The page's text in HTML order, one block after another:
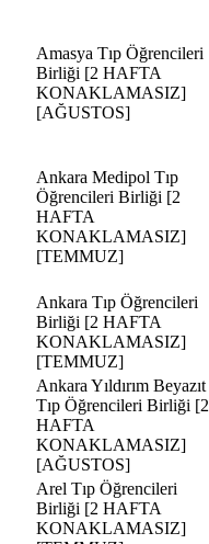
Amasya Tıp Öğrencileri
Birliği [2 HAFTA
KONAKLAMASIZ]
[AĞUSTOS]
Ankara Medipol Tıp
Öğrencileri Birliği [2
HAFTA
KONAKLAMASIZ]
[TEMMUZ]
Ankara Tıp Öğrencileri
Birliği [2 HAFTA
KONAKLAMASIZ]
[TEMMUZ]
Ankara Yıldırım Beyazıt
Tıp Öğrencileri Birliği [2
HAFTA
KONAKLAMASIZ]
[AĞUSTOS]
Arel Tıp Öğrencileri
Birliği [2 HAFTA
KONAKLAMASIZ]